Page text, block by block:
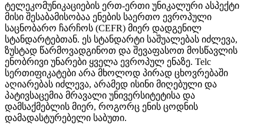
ტელეკომუნიკაციების ერთ-ერთი უნიკალური ასპექტი
მისი შესაბამისობაა ენების საერთო ევროპული
საცნობარო ჩარჩოს (CEFR) მიერ დადგენილ
სტანდარტებთან. ეს სტანდარტი საშუალებას იძლევა,
ზუსტად წარმოვადგინოთ და შევაფასოთ მოსწავლის
ენობრივი უნარები ყველა ევროპულ ენაზე. Telc
სერთიფიკატები არა მხოლოდ პირად ცხოვრებაში
აღიარებას იძლევა, არამედ ისინი მიღებული და
პატივსაცემია მრავალი უნივერსიტეტისა და
დამსაქმებლის მიერ, როგორც ენის ცოდნის
დამადასტურებელი საბუთი.